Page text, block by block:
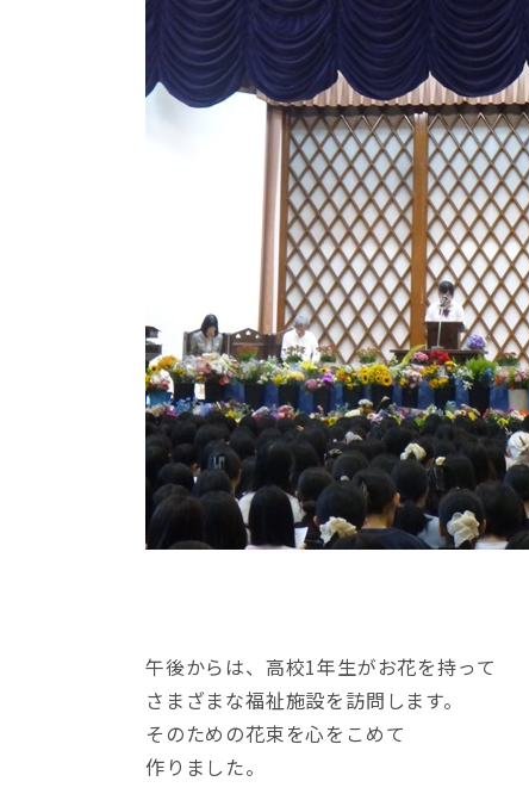
午後からは、高校1年生がお花を持って
さまざまな福祉施設を訪問します。
そのための花束を心をこめて
作りました。